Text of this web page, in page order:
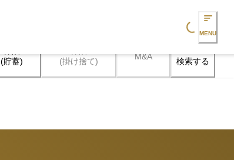
Loading...
MENU
(貯蓄)
(掛け捨て)
M&A 検索する